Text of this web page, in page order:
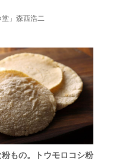
堂」森西浩二
もの。トウモロコシ粉